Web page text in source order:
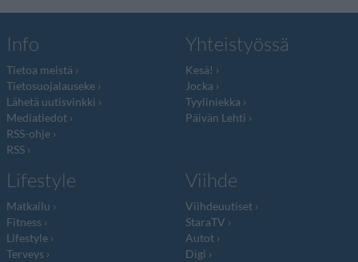
Info
Tietoa meistä
Tietosuojalauseke
Lähetä uutisvinkki
Mediatiedot
RSS-ohje
RSS
Yhteistyössä
Kesä!
Jocka
Tyyliniekka
Päivän Lehti
Lifestyle
Matkailu
Fitness
Lifestyle
Terveys
Viihde
Viihdeuutiset
StaraTV
Autot
Digi